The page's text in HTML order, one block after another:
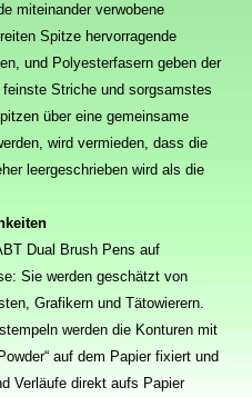
miteinander verwobene
Spitze hervorragende
und Polyesterfasern geben der
Striche und sorgsamstes
über eine gemeinsame
wird vermieden, dass die
leergeschrieben wird als die
Dual Brush Pens auf
Sie werden geschätzt von
Grafikern und Tätowierern.
werden die Konturen mit
auf dem Papier fixiert und
Verläufe direkt aufs Papier